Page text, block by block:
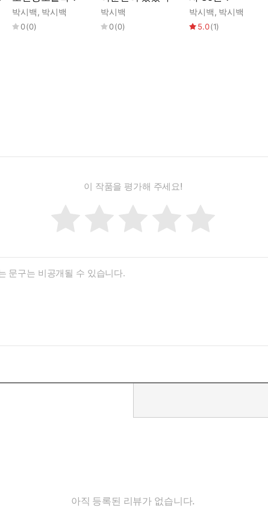
박시백, 박시백
0(0)
박시백
0(0)
박시백, 박시백
5.0(1)
이 작품을 평가해 주세요!
아직 등록된 리뷰가 없습니다.